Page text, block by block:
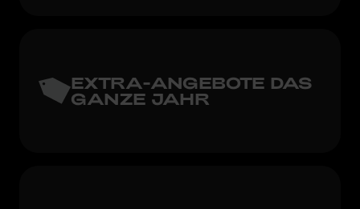
EXTRA-ANGEBOTE DAS
GANZE JAHR